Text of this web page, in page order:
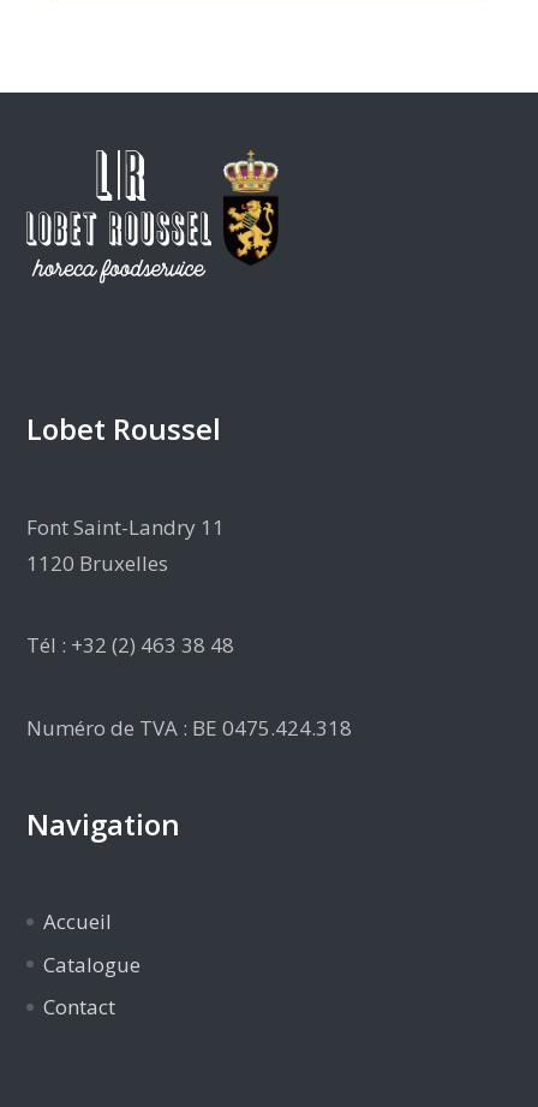
Lobet Roussel
Font Saint-Landry 11
1120 Bruxelles
Tél : +32 (2) 463 38 48
Numéro de TVA : BE 0475.424.318
Navigation
Accueil
Catalogue
Contact